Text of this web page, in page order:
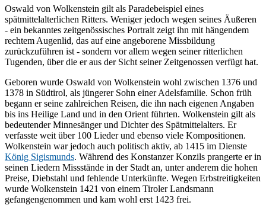
Oswald von Wolkenstein gilt als Paradebeispiel eines
spätmittelalterlichen Ritters. Weniger jedoch wegen seines Äußeren
- ein bekanntes zeitgenössisches Portrait zeigt ihn mit hängendem
rechtem Augenlid, das auf eine angeborene Missbildung
zurückzuführen ist - sondern vor allem wegen seiner ritterlichen
Tugenden, über die er aus der Sicht seiner Zeitgenossen verfügt hat.
Geboren wurde Oswald von Wolkenstein wohl zwischen 1376 und
1378 in Südtirol, als jüngerer Sohn einer Adelsfamilie. Schon früh
begann er seine zahlreichen Reisen, die ihn nach eigenen Angaben
bis ins Heilige Land und in den Orient führten. Wolkenstein gilt als
bedeutender Minnesänger und Dichter des Spätmittelalters. Er
verfasste weit über 100 Lieder und ebenso viele Kompositionen.
Wolkenstein war jedoch auch politisch aktiv, ab 1415 im Dienste
König Sigismunds. Während des Konstanzer Konzils prangerte er in
seinen Liedern Missstände in der Stadt an, unter anderem die hohen
Preise, Diebstahl und fehlende Unterkünfte. Wegen Erbstreitigkeiten
wurde Wolkenstein 1421 von einem Tiroler Landsmann
gefangengenommen und kam wohl erst 1423 frei.